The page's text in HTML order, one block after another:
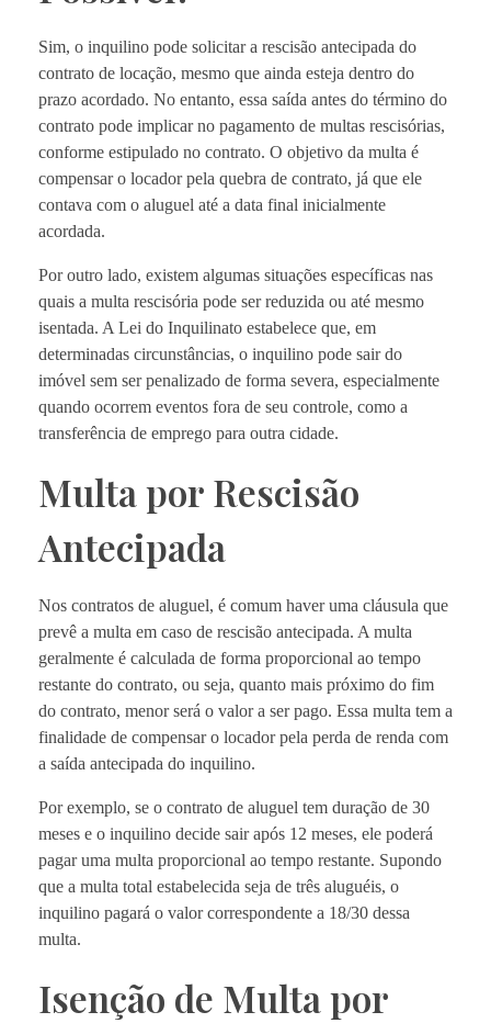
Sim, o inquilino pode solicitar a rescisão antecipada do
contrato de locação, mesmo que ainda esteja dentro do
prazo acordado. No entanto, essa saída antes do término do
contrato pode implicar no pagamento de multas rescisórias,
conforme estipulado no contrato. O objetivo da multa é
compensar o locador pela quebra de contrato, já que ele
contava com o aluguel até a data final inicialmente
acordada.
Por outro lado, existem algumas situações específicas nas
quais a multa rescisória pode ser reduzida ou até mesmo
isentada. A Lei do Inquilinato estabelece que, em
determinadas circunstâncias, o inquilino pode sair do
imóvel sem ser penalizado de forma severa, especialmente
quando ocorrem eventos fora de seu controle, como a
transferência de emprego para outra cidade.
Multa por Rescisão
Antecipada
Nos contratos de aluguel, é comum haver uma cláusula que
prevê a multa em caso de rescisão antecipada. A multa
geralmente é calculada de forma proporcional ao tempo
restante do contrato, ou seja, quanto mais próximo do fim
do contrato, menor será o valor a ser pago. Essa multa tem a
finalidade de compensar o locador pela perda de renda com
a saída antecipada do inquilino.
Por exemplo, se o contrato de aluguel tem duração de 30
meses e o inquilino decide sair após 12 meses, ele poderá
pagar uma multa proporcional ao tempo restante. Supondo
que a multa total estabelecida seja de três aluguéis, o
inquilino pagará o valor correspondente a 18/30 dessa
multa.
Isenção de Multa por